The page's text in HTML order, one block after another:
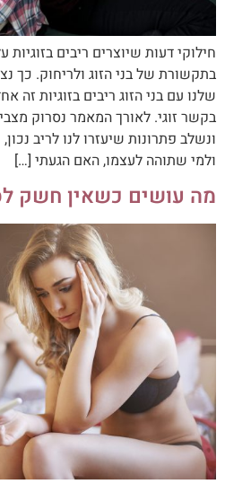
חילוקי דעות שיוצרים ריבים בזוגיות
בתקשורת של בני הזוג ולריחוק. כך
שלנו עם בני הזוג ריבים בזוגיות
בקשר זוגי. לאורך המאמר נסרוק
ונשלב פתרונות שיעזרו לנו לריב
ולמי שתוהה לעצמו, האם הגעתי […]
מה עושים כשאין חשק